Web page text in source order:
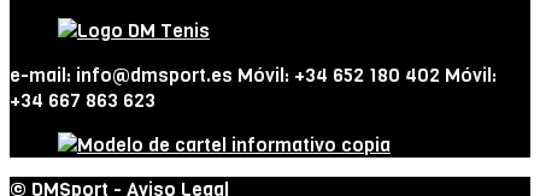
e-mail: info@dmsport.es Móvil: +34 652 180 402 Móvil:
+34 667 863 623
© DMSport - Aviso Legal